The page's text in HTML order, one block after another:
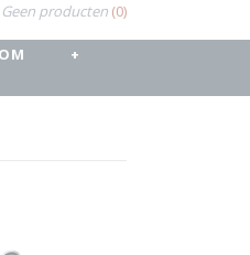
Geen producten (0)
+